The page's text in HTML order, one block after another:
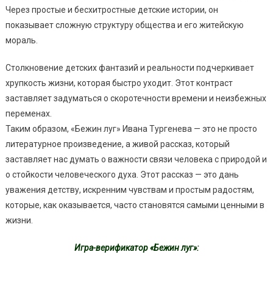
Через простые и бесхитростные детские истории, он
показывает сложную структуру общества и его житейскую
мораль.
Столкновение детских фантазий и реальности подчеркивает
хрупкость жизни, которая быстро уходит. Этот контраст
заставляет задуматься о скоротечности времени и неизбежных
переменах.
Таким образом, «Бежин луг» Ивана Тургенева — это не просто
литературное произведение, а живой рассказ, который
заставляет нас думать о важности связи человека с природой и
о стойкости человеческого духа. Этот рассказ — это дань
уважения детству, искренним чувствам и простым радостям,
которые, как оказывается, часто становятся самыми ценными в
жизни.
Игра-верификатор «Бежин луг»: